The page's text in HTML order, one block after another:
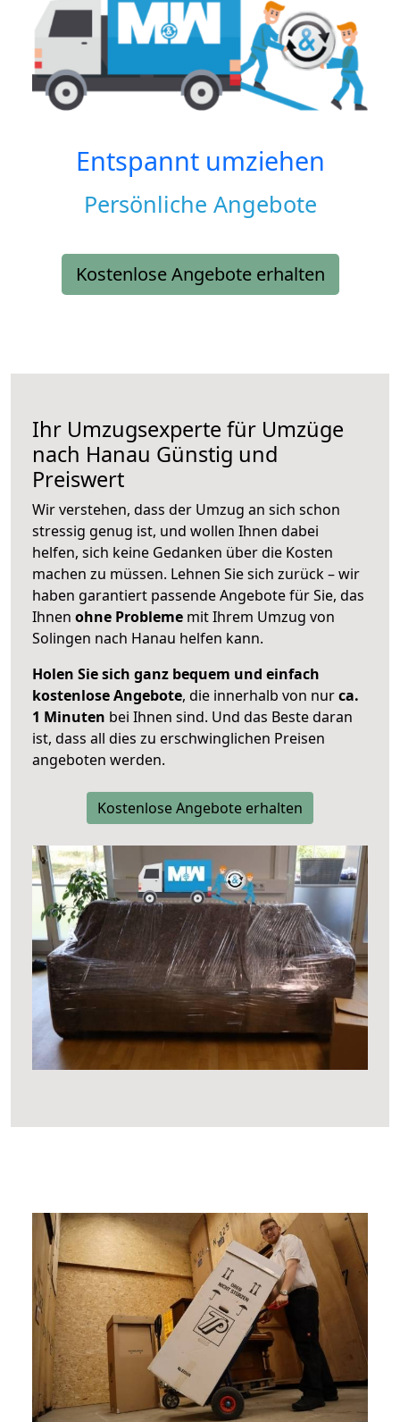
Entspannt umziehen
Persönliche Angebote
Kostenlose Angebote erhalten
Ihr Umzugsexperte für Umzüge
nach Hanau Günstig und
Preiswert
Wir verstehen, dass der Umzug an sich schon
stressig genug ist, und wollen Ihnen dabei
helfen, sich keine Gedanken über die Kosten
machen zu müssen. Lehnen Sie sich zurück – wir
haben garantiert passende Angebote für Sie, das
Ihnen ohne Probleme mit Ihrem Umzug von
Solingen nach Hanau helfen kann.
Holen Sie sich ganz bequem und einfach
kostenlose Angebote, die innerhalb von nurca.
1 Minuten bei Ihnen sind. Und das Beste daran
ist, dass all dies zu erschwinglichen Preisen
angeboten werden.
Kostenlose Angebote erhalten